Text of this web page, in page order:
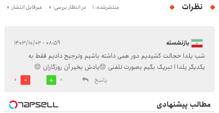
نظرات منتشرشده: 1 در انتظار بررسی: 0 غیرقابل انتشار: 0
بازنشسته ۰۸:۵۹ - ۱۴۰۳/۱۰/۰۲
شب یلدا خجالت کشیدیم دور همی داشته باشیم وترجیح دادیم فقط به
یکدیگر یلدا ا تبریک بگیم بصورت تلفنی 😔یادش بخیر آن روزگاران 😔
پاسخ
0
0
مطالب پیشنهادی